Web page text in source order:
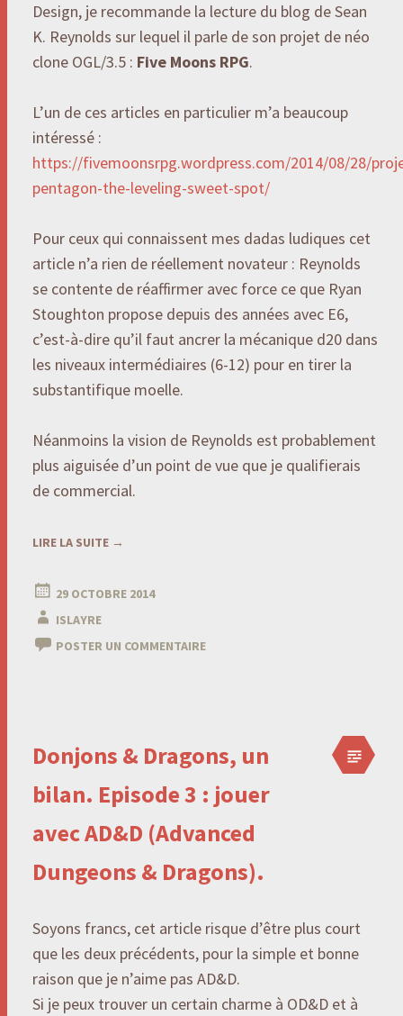
Design, je recommande la lecture du blog de Sean
K. Reynolds sur lequel il parle de son projet de néo
clone OGL/3.5 : Five Moons RPG.
L’un de ces articles en particulier m’a beaucoup
intéressé :
https://fivemoonsrpg.wordpress.com/2014/08/28/
pentagon-the-leveling-sweet-spot/
Pour ceux qui connaissent mes dadas ludiques cet
article n’a rien de réellement novateur : Reynolds
se contente de réaffirmer avec force ce que Ryan
Stoughton propose depuis des années avec E6,
c’est-à-dire qu’il faut ancrer la mécanique d20 dans
les niveaux intermédiaires (6-12) pour en tirer la
substantifique moelle.
Néanmoins la vision de Reynolds est probablement
plus aiguisée d’un point de vue que je qualifierais
de commercial.
LIRE LA SUITE →
29 OCTOBRE 2014
ISLAYRE
POSTER UN COMMENTAIRE
Donjons & Dragons, un
bilan. Episode 3 : jouer
avec AD&D (Advanced
Dungeons & Dragons).
Soyons francs, cet article risque d’être plus court
que les deux précédents, pour la simple et bonne
raison que je n’aime pas AD&D.
Si je peux trouver un certain charme à OD&D et à